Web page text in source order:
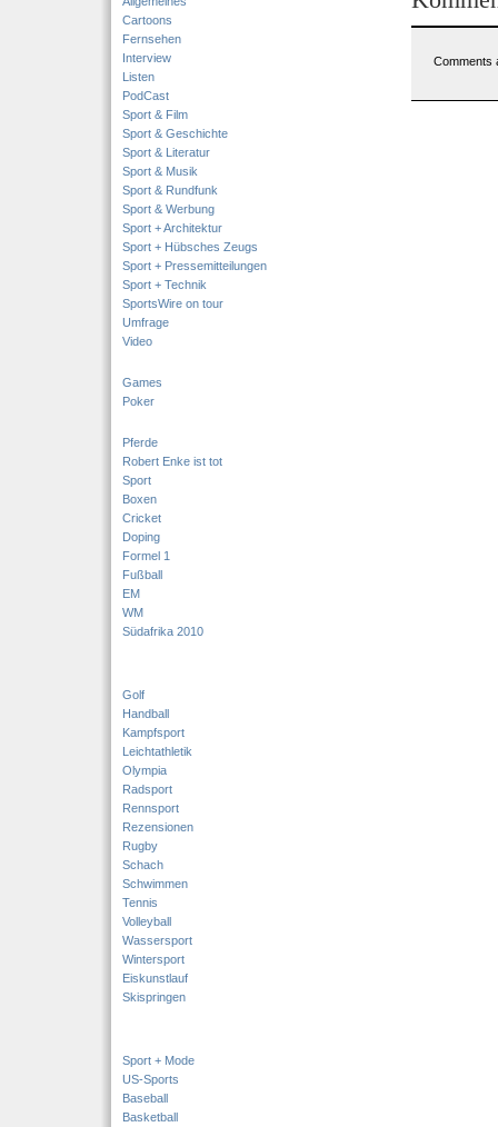
Cartoons
Fernsehen
Interview
Listen
PodCast
Sport & Film
Sport & Geschichte
Sport & Literatur
Sport & Musik
Sport & Rundfunk
Sport & Werbung
Sport + Architektur
Sport + Hübsches Zeugs
Sport + Pressemitteilungen
Sport + Technik
SportsWire on tour
Umfrage
Video
Games
Poker
Pferde
Robert Enke ist tot
Sport
Boxen
Cricket
Doping
Formel 1
Fußball
EM
WM
Südafrika 2010
Golf
Handball
Kampfsport
Leichtathletik
Olympia
Radsport
Rennsport
Rezensionen
Rugby
Schach
Schwimmen
Tennis
Volleyball
Wassersport
Wintersport
Eiskunstlauf
Skispringen
Sport + Mode
US-Sports
Baseball
Basketball
Comments